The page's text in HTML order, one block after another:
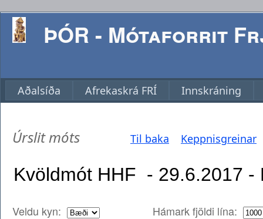
ÞÓR - Mótaforrit
Aðalsíða Afrekaskrá FRÍ Innskráning
Úrslit móts Til baka Keppnisgreinar
Veldu kyn:
Hámark fjöldi lína: